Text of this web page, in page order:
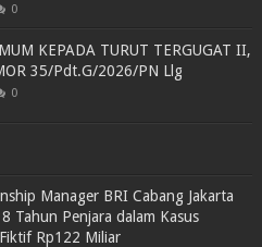
0
KEPADA TURUT TERGUGAT II,
35/Pdt.G/2026/PN Llg
0
Manager BRI Cabang Jakarta
Tahun Penjara dalam Kasus
Rp122 Miliar